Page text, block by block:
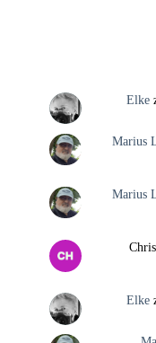
Elke
Marius
Marius
Elke